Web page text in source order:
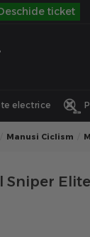
ticket
electrice
Manusi Ciclism
Sniper